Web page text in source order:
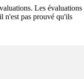
Les évaluations
n'est pas prouvé qu'ils